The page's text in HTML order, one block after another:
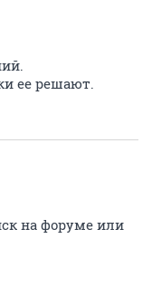
ее решают.
на форуме или